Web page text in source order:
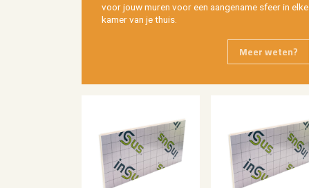
voor jouw muren voor een aan­ge­na­me sfeer in elke
kamer van je thuis.
Meer weten?